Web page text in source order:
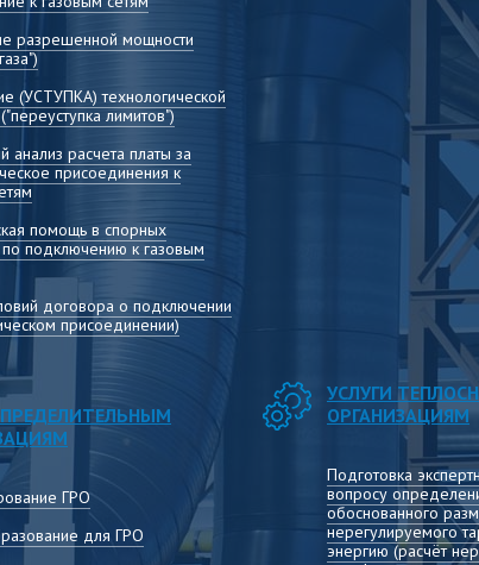
по вопросам расчёта,
и применения тарифов, раскрытия
сдачи отчётных форм и другим
теплоснабжающих
разрешенной мощности
(УСТУПКА) технологической
лимитов")
анализ расчета платы за
присоединения к
помощь в спорных
по подключению к газовым
договора о подключении
присоединении)
ГРО
для ГРО
УСЛУГИ
ОРГАНИЗАЦИЯМ
Подготовка
вопросу
обоснованного
нерегулируемого
энергию (расчёт